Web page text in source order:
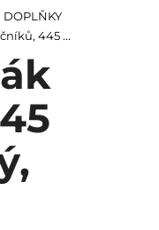
DOPLŇKY
trojitý, otočný